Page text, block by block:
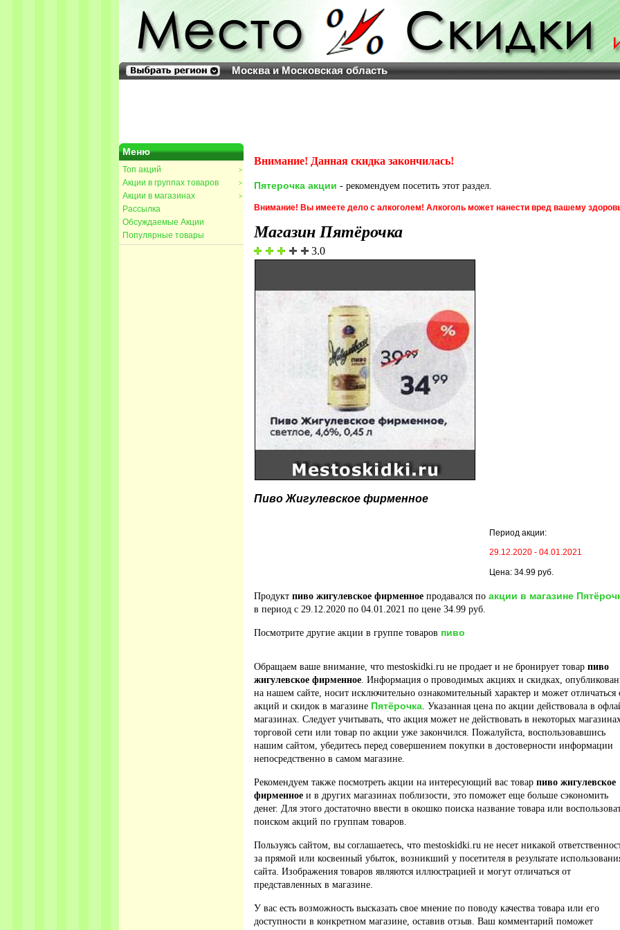
Москва и Московская область
Меню
>
Топ акций
>
Акции в группах товаров
>
Акции в магазинах
Рассылка
Обсуждаемые Акции
Популярные товары
Внимание! Данная скидка закончилась!
Пятерочка акции - рекомендуем посетить этот раздел.
Внимание! Вы имеете дело с алкоголем! Алкоголь может нанести вред вашему
Магазин Пятёрочка
3.0
Пиво Жигулевское фирменное
Период акции:
29.12.2020 - 04.01.2021
Цена: 34.99 руб.
Продукт пиво жигулевское фирменное продавался по акции в магазине
в период с 29.12.2020 по 04.01.2021 по цене 34.99 руб.
Посмотрите другие акции в группе товаров пиво
Обращаем ваше внимание, что mestoskidki.ru не продает и не бронирует товар пиво
жигулевское фирменное. Информация о проводимых акциях и скидках,
на нашем сайте, носит исключительно ознакомительный характер и может отличаться
акций и скидок в магазине Пятёрочка. Указанная цена по акции действовала в
магазинах. Следует учитывать, что акция может не действовать в некоторых
торговой сети или товар по акции уже закончился. Пожалуйста, воспользовавшись
нашим сайтом, убедитесь перед совершением покупки в достоверности информации
непосредственно в самом магазине.
Рекомендуем также посмотреть акции на интересующий вас товар пиво жигулевское
фирменное и в других магазинах поблизости, это поможет еще больше сэкономить
денег. Для этого достаточно ввести в окошко поиска название товара или
поиском акций по группам товаров.
Пользуясь сайтом, вы соглашаетесь, что mestoskidki.ru не несет никакой
за прямой или косвенный убыток, возникший у посетителя в результате
сайта. Изображения товаров являются иллюстрацией и могут отличаться от
представленных в магазине.
У вас есть возможность высказать свое мнение по поводу качества товара или его
доступности в конкретном магазине, оставив отзыв. Ваш комментарий поможет